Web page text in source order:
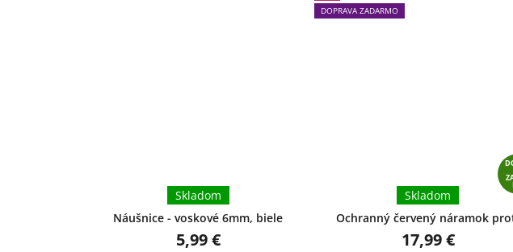
Náušnice - voskové 6mm, biele
Skladom
5,99 €
DOPRAVA ZADARMO
Ochranný červený náramok
urieknutiu – tradičný talizman
Skladom
17,99 €